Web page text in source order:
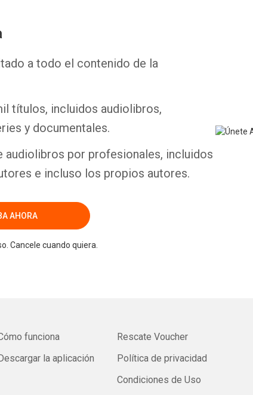
a todo el contenido de la
títulos, incluidos audiolibros,
y documentales.
audiolibros por profesionales, incluidos
e incluso los propios autores.
AHORA
Cancele cuando quiera.
funciona
la aplicación
Rescate Voucher
Política de privacidad
Condiciones de Uso